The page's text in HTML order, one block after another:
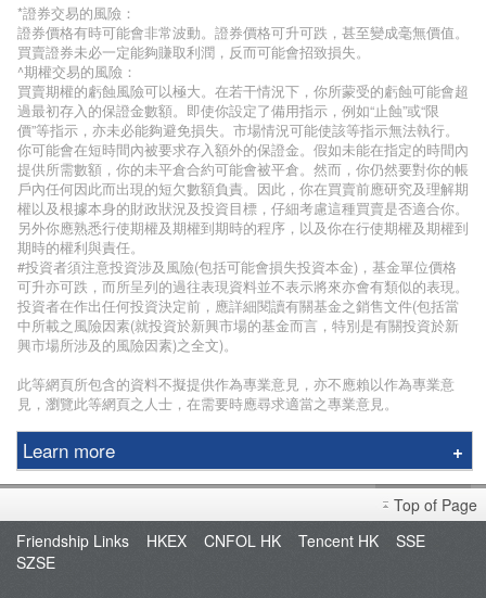
*證券交易的風險：
證券價格有時可能會非常波動。證券價格可升可跌，甚至變成毫無價值。
買賣證券未必一定能夠賺取利潤，反而可能會招致損失。
^期權交易的風險：
買賣期權的虧蝕風險可以極大。在若干情況下，你所蒙受的虧蝕可能會超
過最初存入的保證金數額。即使你設定了備用指示，例如“止蝕”或“限
價”等指示，亦未必能夠避免損失。市場情況可能使該等指示無法執行。
你可能會在短時間內被要求存入額外的保證金。假如未能在指定的時間內
提供所需數額，你的未平倉合約可能會被平倉。然而，你仍然要對你的帳
戶內任何因此而出現的短欠數額負責。因此，你在買賣前應研究及理解期
權以及根據本身的財政狀況及投資目標，仔細考慮這種買賣是否適合你。
另外你應熟悉行使期權及期權到期時的程序，以及你在行使期權及期權到
期時的權利與責任。
#投資者須注意投資涉及風險(包括可能會損失投資本金)，基金單位價格
可升亦可跌，而所呈列的過往表現資料並不表示將來亦會有類似的表現。
投資者在作出任何投資決定前，應詳細閱讀有關基金之銷售文件(包括當
中所載之風險因素(就投資於新興市場的基金而言，特別是有關投資於新
興市場所涉及的風險因素)之全文)。
此等網頁所包含的資料不擬提供作為專業意見，亦不應賴以作為專業意
見，瀏覽此等網頁之人士，在需要時應尋求適當之專業意見。
Learn more
Phillip Securities Group
Branches
Join Us
Top of Page
Friendship Links
HKEX CNFOL HK Tencent HK
SSE
SZSE